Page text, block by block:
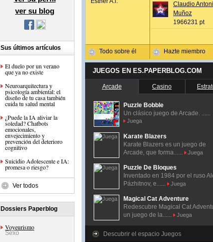
ver su blog
Sus últimos artículos
El duelo por un verano
que ya no existe
Neuroarquitectura y
psicología ambiental: el
diseño de tu casa también
cuida tu salud mental
¿Puede la IA aliviar la
soledad? Chatbots
emocionales,
envejecimiento y
prevención del deterioro
cognitivo
Suicidio Adolescente e IA:
promesa o riesgo?
Ver todos
Dossiers Paperblog
Voyeurismo
Sexo
Todo sobre él
Claudio
Muñoz
1966231 pt
Hazte miembro
JUEGOS EN ES.PAPERBLOG.COM
Arcade Casino
Puzzle Bobble
Un clásico juego de Arcade. ......
Juega
Karate Blazers
Karate Blazers es un juego de
Arcade, que forma......
Juega
Puzzle De Bloques
Inventado en 1984 por el ruso
Pázhitnov, e......
Juega
Magical Cat Adventure
Redescubre Magical Cat
un juego de la......
Juega
Descubrir el espacio Juegos